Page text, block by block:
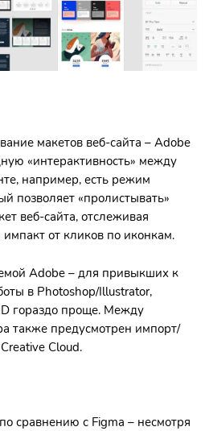
макетов веб-сайта – Adobe
«интерактивность» между
например, есть режим
позволяет «пролистывать»
веб-сайта, отслеживая
от кликов по иконкам.
Adobe – для привыкших к
в Photoshop/Illustrator,
гораздо проще. Между
также предусмотрен импорт/
Cloud.
сравнению с Figma – несмотря